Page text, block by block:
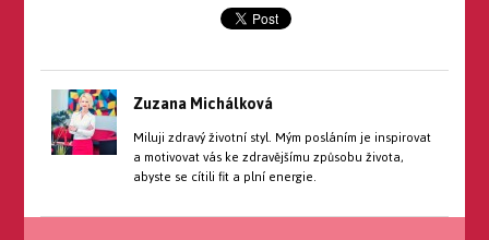
Zuzana Michálková
Miluji zdravý životní styl. Mým posláním je inspirovat
a motivovat vás ke zdravějšímu způsobu života,
abyste se cítili fit a plní energie.